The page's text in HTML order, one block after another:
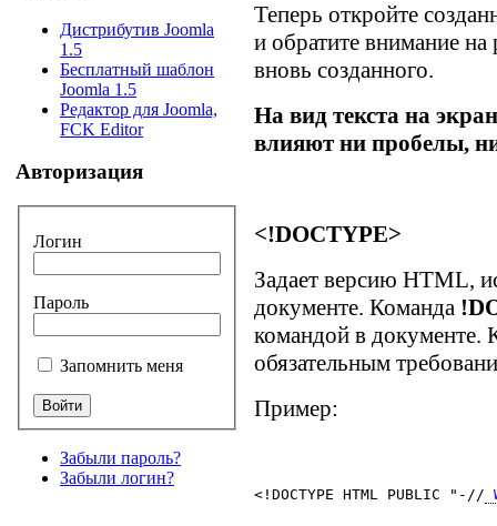
Дистрибутив Joomla
1.5
Бесплатный шаблон
Joomla 1.5
Редактор для Joomla,
FCK Editor
Авторизация
Логин
Пароль
Запомнить меня
Забыли пароль?
Забыли логин?
Теперь откройте
и обратите внимание
вновь созданного.
На вид текста на
влияют ни пробелы,
<!DOCTYPE>
Задает версию HTML,
документе. Команда
командой в документе.
обязательным
Пример:
<!DOCTYPE HTML PUBLIC "-//